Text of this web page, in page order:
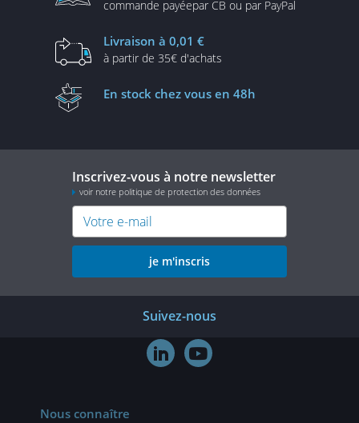
commande payéepar CB ou par PayPal
Livraison à 0,01 €
à partir de 35€ d'achats
En stock chez vous en 48h
Inscrivez-vous à notre newsletter
voir notre politique de protection des données
je m'inscris
Suivez-nous
 
Nous connaître